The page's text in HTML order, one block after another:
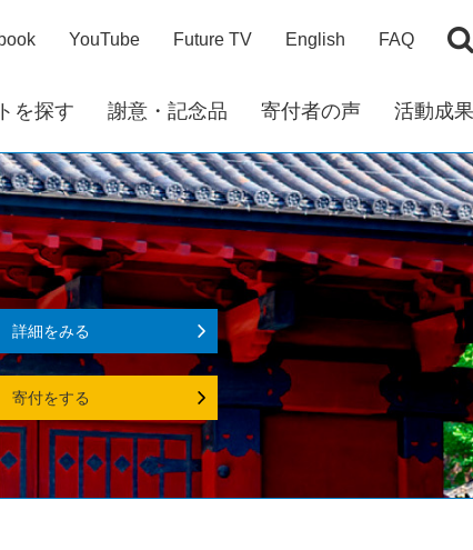
YouTube Future TV English FAQ
を探す 謝意・記念品 寄付者の声 活動成果
詳細をみる
寄付をする